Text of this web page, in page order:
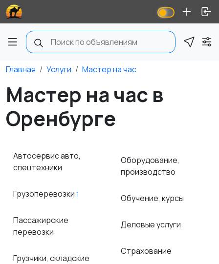
Главная Услуги Мастер на час
Мастер на час в
Оренбурге
Автосервис авто,
спецтехники
Грузоперевозки 1
Пассажирские
перевозки
Грузчики, складские
Оборудование,
производство
Обучение, курсы
Деловые услуги
Страхование